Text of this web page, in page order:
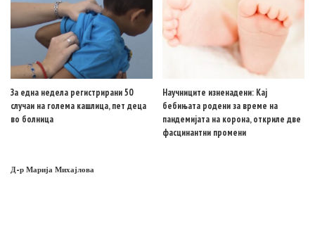
За една недела регистрирани 50
случаи на голема кашлица, пет деца
во болница
Научниците изненадени: Кај
бебињата родени за време на
пандемијата на корона, откриле две
фасцинантни промени
Д-р Марија Михајлова